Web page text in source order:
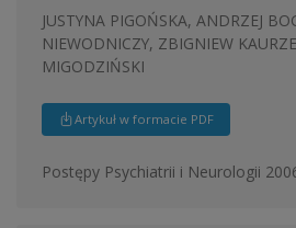
JUSTYNA PIGOŃSKA, ANDRZEJ
NIEWODNICZY, ZBIGNIEW
MIGODZIŃSKI
Artykuł w formacie PDF
Postępy Psychiatrii i Neurologii